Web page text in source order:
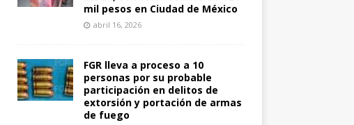
mil pesos en Ciudad de México
abril 16, 2026
FGR lleva a proceso a 10
personas por su probable
participación en delitos de
extorsión y portación de armas
de fuego